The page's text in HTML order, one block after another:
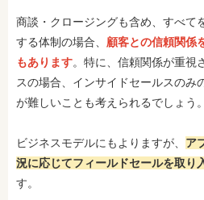
商談・クロージングも含め、すべて
する体制の場合、 顧客との信頼関係
もあります。特に、信頼関係が重視
スの場合、インサイドセールスのみ
が難しいことも考えられるでしょう。
ビジネスモデルにもよりますが、 ア
況に応じてフィールドセールを取り
す。